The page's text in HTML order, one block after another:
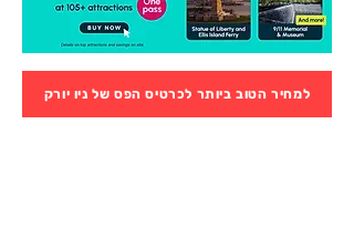
למחיר הטוב ביותר לכרטיס הפס של ניו יורק